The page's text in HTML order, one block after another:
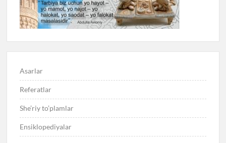
Asarlar
Referatlar
She’riy to’plamlar
Ensiklopediyalar